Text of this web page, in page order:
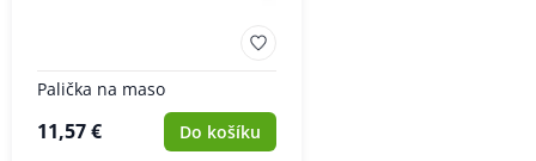
Palička na maso
11,57 € Do košíku